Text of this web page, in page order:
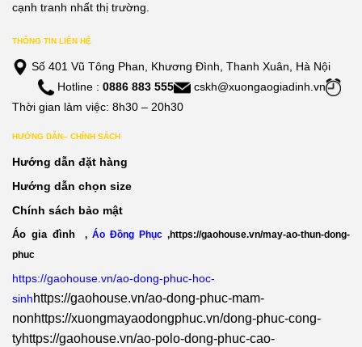
cạnh tranh nhất thị trường.
THÔNG TIN LIÊN HỆ
Số 401 Vũ Tông Phan, Khương Đình, Thanh Xuân, Hà Nội
Hotline : 0886 883 555
cskh@xuongaogiadinh.vn
Thời gian làm việc: 8h30 – 20h30
HƯỚNG DẪN– CHÍNH SÁCH
Hướng dẫn đặt hàng
Hướng dẫn chọn size
Chính sách bảo mật
Áo gia đình , Áo Đồng Phục ,https://gaohouse.vn/may-ao-thun-dong-
phuc
https://gaohouse.vn/ao-dong-phuc-hoc-
sinhhttps://gaohouse.vn/ao-dong-phuc-mam-
nonhttps://xuongmayaodongphuc.vn/dong-phuc-cong-
tyhttps://gaohouse.vn/ao-polo-dong-phuc-cao-